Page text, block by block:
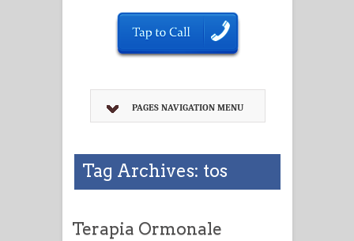
PAGES NAVIGATION MENU
Tag Archives: tos
Terapia Ormonale